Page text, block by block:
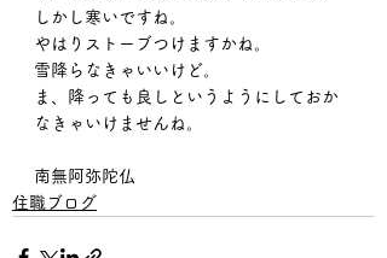
しかし寒いですね。
やはりストーブつけますかね。
雪降らなきゃいいけど。
ま、降っても良しというようにしておか
なきゃいけませんね。
南無阿弥陀仏
住職ブログ